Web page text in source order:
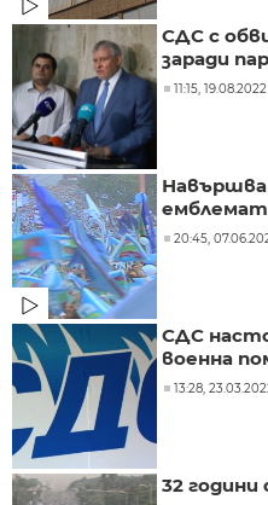
СДС с
заради
11:15, 19.08.2022
20:45,
СДС
военна
13:28,
32